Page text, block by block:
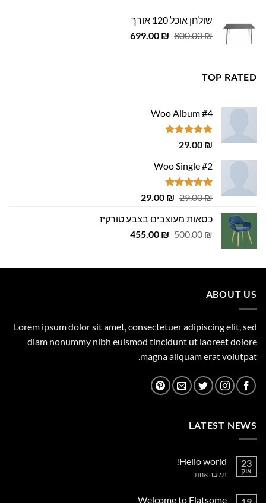
500.00 ₪.שולחן אוכל 120 אורך
800.00₪
המחיר
699.00 ₪
המחיר
TOP RATED
Woo Album #4
דורג5.00
29.00 ₪
Woo Single #2
דורג4.75
29.00₪
המחיר
היה:
29.00 ₪.
29.00 ₪
המחיר
הוא:
29.00 ₪.
כסאות מעוצבים בצבע טורקיז
500.00₪
המחיר
500.00 ₪.
455.00 ₪
המחיר
455.00 ₪.
ABOUT US
Lorem ipsum dolor sit amet, consectetuer adipiscing elit, sed
diam nonummy nibh euismod tincidunt ut laoreet dolore
magna aliquam erat volutpat.
LATEST NEWS
23
אוק
Hello world!
תגובה אחתעל
Welcome to Flatsome